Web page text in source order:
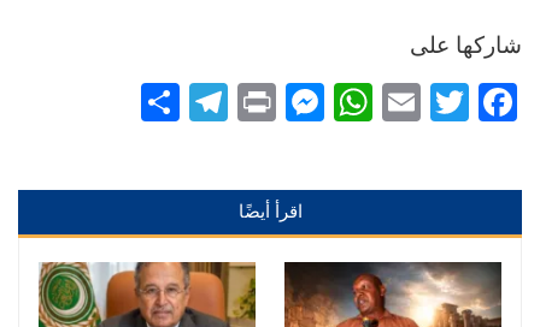
شاركها على
Facebook
Twitter
Email
WhatsApp
Messenger
Print
Telegram
اقرأ أيضًا